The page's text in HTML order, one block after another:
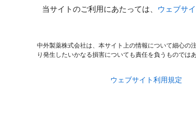
当サイトのご利用にあたっては、 ウェブサ
中外製薬株式会社は、本サイト上の情報について細心の
り発生したいかなる損害についても責任を負うものでは
ウェブサイト利用規定